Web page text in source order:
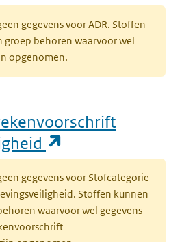
gegevens voor ADR. Stoffen
groep behoren waarvoor wel
opgenomen.
gegevens voor Stofcategorie
Stoffen kunnen
waarvoor wel gegevens